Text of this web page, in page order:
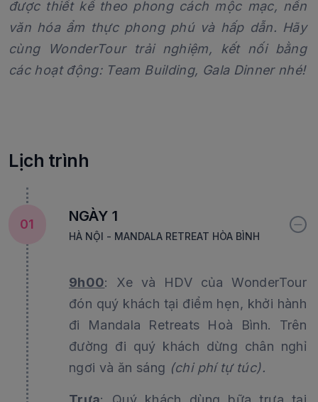
được thiết kế theo phong cách mộc mạc, nền
văn hóa ẩm thực phong phú và hấp dẫn. Hãy
cùng WonderTour trải nghiệm, kết nối bằng
các hoạt động: Team Building, Gala Dinner nhé!
Lịch trình
01 NGÀY 1
HÀ NỘI - MANDALA RETREAT HÒA BÌNH
9h00: Xe và HDV của WonderTour
đón quý khách tại điểm hẹn, khởi hành
đi Mandala Retreats Hoà Bình. Trên
đường đi quý khách dừng chân nghỉ
ngơi và ăn sáng (chi phí tự túc).